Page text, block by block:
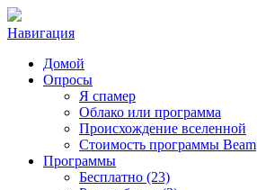
Навигация
Домой
Опросы
Я спамер
Облако или программа
Происхождение вселенной
Стоимость программы Beam
Программы
Бесплатно (23)